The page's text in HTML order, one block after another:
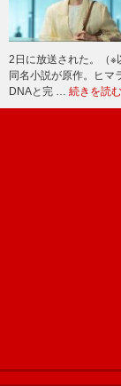
2日に放送された。（
同名小説が原作。ヒマ
DNAと完 … 続きを読む